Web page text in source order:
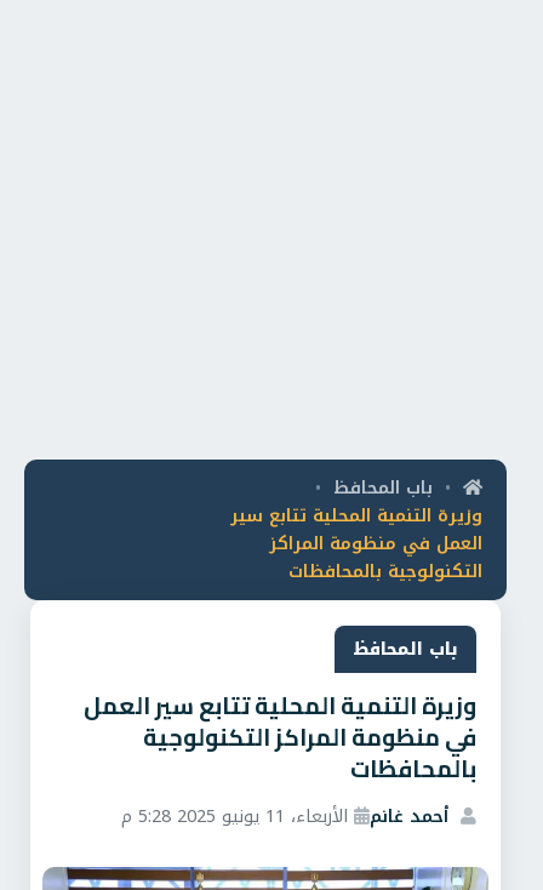
• باب المحافظ •
وزيرة التنمية المحلية تتابع سير
العمل في منظومة المراكز
التكنولوجية بالمحافظات
باب المحافظ
وزيرة التنمية المحلية تتابع سير العمل
في منظومة المراكز التكنولوجية
بالمحافظات
أحمد غانم الأربعاء، 11 يونيو 2025 5:28 م